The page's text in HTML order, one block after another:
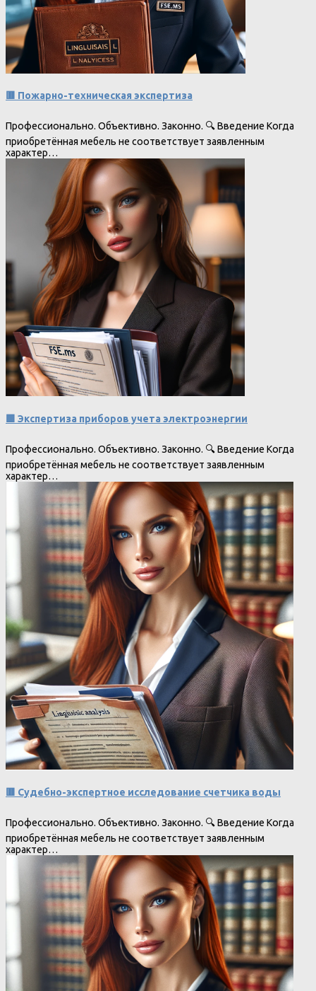
🟥 Пожарно-техническая экспертиза
Профессионально. Объективно. Законно. 🔍 Введение Когда
приобретённая мебель не соответствует заявленным
характер…
🟩 Экспертиза приборов учета электроэнергии
Профессионально. Объективно. Законно. 🔍 Введение Когда
приобретённая мебель не соответствует заявленным
характер…
🟥 Судебно-экспертное исследование счетчика воды
Профессионально. Объективно. Законно. 🔍 Введение Когда
приобретённая мебель не соответствует заявленным
характер…